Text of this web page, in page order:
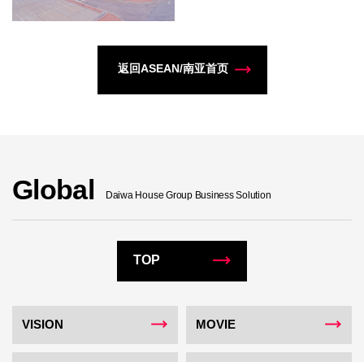
返回ASEAN/南亚首页
Global Daiwa House Group Business Solution
TOP
VISION MOVIE